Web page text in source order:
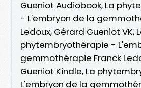
Gueniot Audiobook, La
- L'embryon de la
Ledoux, Gérard Gueniot VK,
phytembryothérapie -
gemmothérapie Franck
Gueniot Kindle, La
L'embryon de la